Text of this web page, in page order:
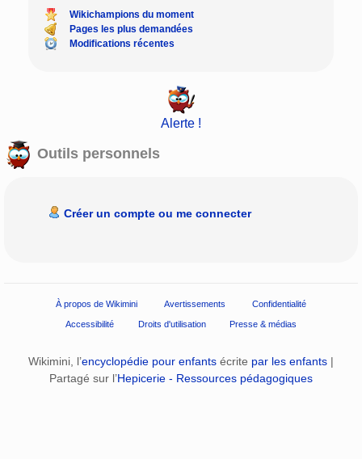
Modifications récentes
Alerte !
Accessibilité Droits d'utilisation Presse & médias
Partagé sur l’
Hepicerie - Ressources pédagogiques